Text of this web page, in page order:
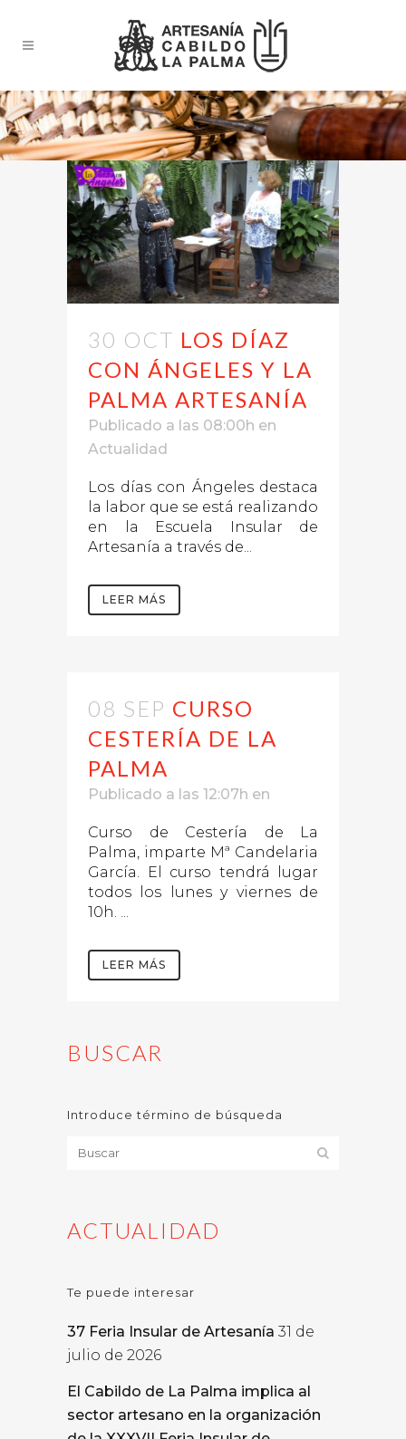
30 OCT LOS DÍAZ
CON ÁNGELES Y LA
PALMA ARTESANÍA
Publicado a las 08:00h en
Actualidad
Los días con Ángeles destaca
la labor que se está realizando
en la Escuela Insular de
Artesanía a través de...
LEER MÁS
08 SEP CURSO
CESTERÍA DE LA
PALMA
Publicado a las 12:07h en
Curso de Cestería de La
Palma, imparte Mª Candelaria
García. El curso tendrá lugar
todos los lunes y viernes de
10h. ...
LEER MÁS
BUSCAR
Introduce término de búsqueda
ACTUALIDAD
Te puede interesar
37 Feria Insular de Artesanía 31 de
julio de 2026
El Cabildo de La Palma implica al
sector artesano en la organización